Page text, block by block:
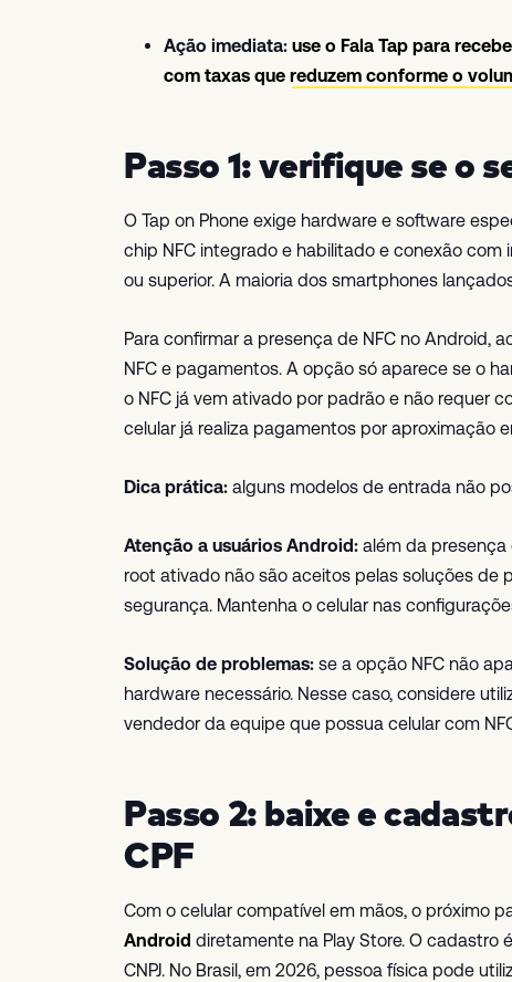
Ação imediata: use o Fala Tap para
com taxas que reduzem conforme o
Passo 1: verifique se o
O Tap on Phone exige hardware e software
chip NFC integrado e habilitado e conexão com
ou superior. A maioria dos smartphones
Para confirmar a presença de NFC no Android,
NFC e pagamentos. A opção só aparece se o
o NFC já vem ativado por padrão e não requer
celular já realiza pagamentos por aproximação
Dica prática: alguns modelos de entrada não
Atenção a usuários Android: além da presença
root ativado não são aceitos pelas soluções
segurança. Mantenha o celular nas
Solução de problemas: se a opção NFC não
hardware necessário. Nesse caso, considere
vendedor da equipe que possua celular com
Passo 2: baixe e
CPF
Com o celular compatível em mãos, o próximo
Android diretamente na Play Store. O cadastro
CNPJ. No Brasil, em 2026, pessoa física pode